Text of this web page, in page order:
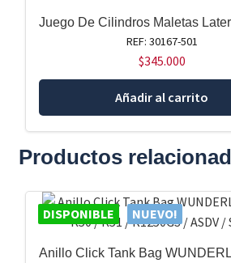
Juego De Cilindros Maletas
REF: 30167-501
$345.000
Añadir al carrito
Productos
DISPONIBLE NUEVO!
Anillo Click Tank Bag